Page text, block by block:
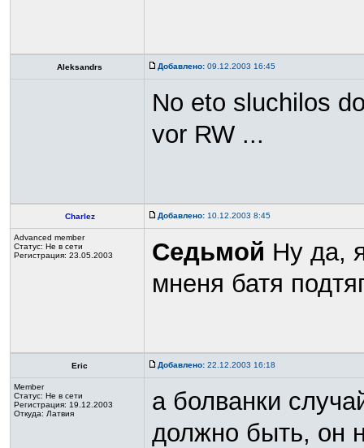
Aleksandrs Добавлено: 09.12.2003 16:45
No eto sluchilos
vor RW ...
Charlez Добавлено: 10.12.2003 8:45
Advanced member
Статус: Не в сети
Регистрация: 23.05.2003
Седьмой Ну да,
мненя батя
Eric Добавлено: 22.12.2003 16:18
Member
Статус: Не в сети
Регистрация: 19.12.2003
Откуда: Латвия
а болванки
должно быть, он